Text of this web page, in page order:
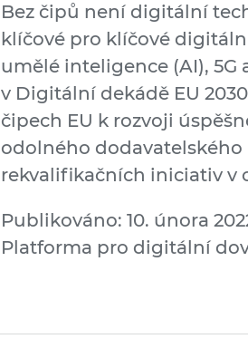
Bez čipů není digitální
klíčové pro klíčové
umělé inteligence (AI),
v Digitální dekádě EU
čipech EU k rozvoji
odolného
rekvalifikačních iniciativ v
Publikováno: 10. února
Platforma pro digitální